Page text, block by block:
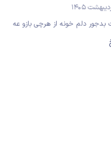
بدجور دلم خونه از هرچی بازو عه